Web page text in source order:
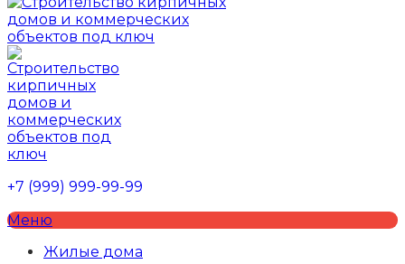
+7 (999) 999-99-99
Меню
Жилые дома